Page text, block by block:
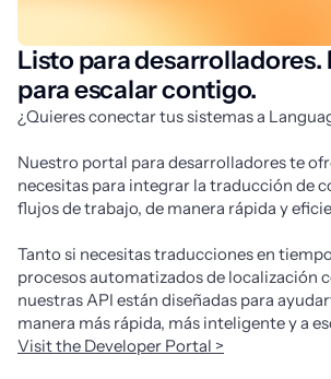
Listo para desarrolladores.
para escalar contigo.
¿Quieres conectar tus sistemas a
Nuestro portal para desarrolladores te
necesitas para integrar la traducción de
flujos de trabajo, de manera rápida y
Tanto si necesitas traducciones en
procesos automatizados de localización
nuestras API están diseñadas para
manera más rápida, más inteligente y a
Visit the Developer Portal >